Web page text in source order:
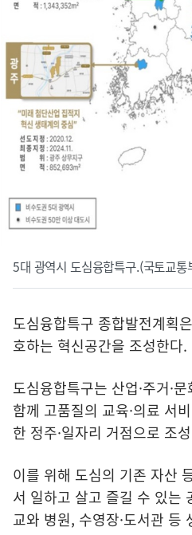
5대 광역시 도심융합특구.(국토교통
도심융합특구 종합발전계획
호하는 혁신공간을 조성한다.
도심융합특구는 산업·주거·
함께 고품질의 교육·의료 서
한 정주·일자리 거점으로 조
이를 위해 도심의 기존 자산
서 일하고 살고 즐길 수 있는
교와 병원, 수영장·도서관 등